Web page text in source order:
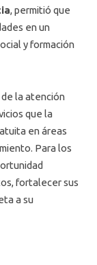
, permitió que
en un
y formación
la atención
que la
en áreas
Para los
fortalecer sus
a su